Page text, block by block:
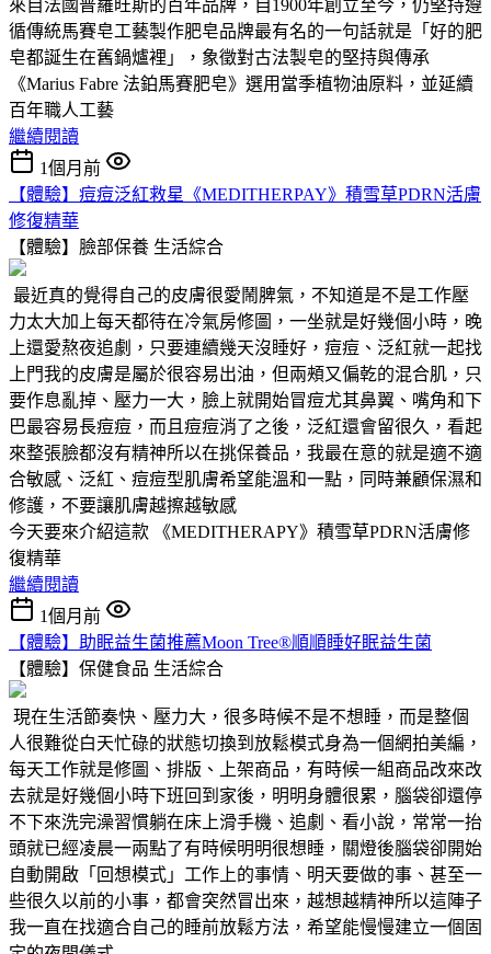
來自法國普羅旺斯的百年品牌，自1900年創立至今，仍堅持遵
循傳統馬賽皂工藝製作肥皂品牌最有名的一句話就是「好的肥
皂都誕生在舊鍋爐裡」，象徵對古法製皂的堅持與傳承
《Marius Fabre 法鉑馬賽肥皂》選用當季植物油原料，並延續
百年職人工藝
繼續閱讀
1個月前
【體驗】痘痘泛紅救星《MEDITHERPAY》積雪草PDRN活膚
修復精華
【體驗】臉部保養 生活綜合
最近真的覺得自己的皮膚很愛鬧脾氣，不知道是不是工作壓
力太大加上每天都待在冷氣房修圖，一坐就是好幾個小時，晚
上還愛熬夜追劇，只要連續幾天沒睡好，痘痘、泛紅就一起找
上門我的皮膚是屬於很容易出油，但兩頰又偏乾的混合肌，只
要作息亂掉、壓力一大，臉上就開始冒痘尤其鼻翼、嘴角和下
巴最容易長痘痘，而且痘痘消了之後，泛紅還會留很久，看起
來整張臉都沒有精神所以在挑保養品，我最在意的就是適不適
合敏感、泛紅、痘痘型肌膚希望能溫和一點，同時兼顧保濕和
修護，不要讓肌膚越擦越敏感
今天要來介紹這款 《MEDITHERAPY》積雪草PDRN活膚修
復精華
繼續閱讀
1個月前
【體驗】助眠益生菌推薦Moon Tree®順順睡好眠益生菌
【體驗】保健食品 生活綜合
現在生活節奏快、壓力大，很多時候不是不想睡，而是整個
人很難從白天忙碌的狀態切換到放鬆模式身為一個網拍美編，
每天工作就是修圖、排版、上架商品，有時候一組商品改來改
去就是好幾個小時下班回到家後，明明身體很累，腦袋卻還停
不下來洗完澡習慣躺在床上滑手機、追劇、看小說，常常一抬
頭就已經凌晨一兩點了有時候明明很想睡，關燈後腦袋卻開始
自動開啟「回想模式」工作上的事情、明天要做的事、甚至一
些很久以前的小事，都會突然冒出來，越想越精神所以這陣子
我一直在找適合自己的睡前放鬆方法，希望能慢慢建立一個固